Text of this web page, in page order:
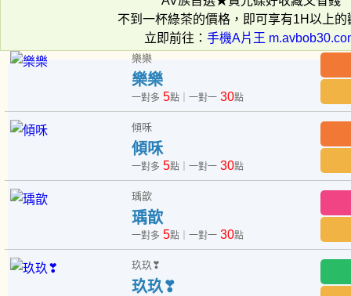
不到一杯綠茶的價格，即可享有1H以上的
立即前往： 手機A片王
樂樂
樂樂
一對多 5點｜一對一30點
傾咊
傾咊
一對多 5點｜一對一30點
瑀歆
瑀歆
一對多 5點｜一對一30點
玖玖❣︎
玖玖❣︎